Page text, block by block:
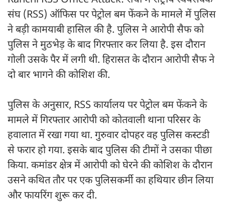
संघ (RSS) ऑफिस पर पेट्रोल बम फेंकने के मामले में पुलिस
ने बड़ी कामयाबी हासिल की है. पुलिस ने आरोपी सैफ को
पुलिस ने मुठभेड़ के बाद गिरफ्तार कर लिया है. इस दौरान
गोली उसके पैर में लगी थी. हिरासत के दौरान आरोपी सैफ ने
दो बार भागने की कोशिश की.
पुलिस के अनुसार, RSS कार्यालय पर पेट्रोल बम फेंकने के
मामले में गिरफ्तार आरोपी को कोतवाली थाना परिसर के
हवालात में रखा गया था. गुरुवार दोपहर वह पुलिस कस्टडी
से फरार हो गया. इसके बाद पुलिस की टीमों ने उसका पीछा
किया. कमांडर क्षेत्र में आरोपी को घेरने की कोशिश के दौरान
उसने कथित तौर पर एक पुलिसकर्मी का हथियार छीन लिया
और फायरिंग शुरू कर दी.